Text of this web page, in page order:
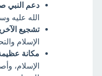
دعم النبي
الله عليه
تشجيع
الإسلام
مكانة
الإسلام،